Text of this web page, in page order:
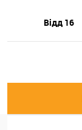
Відд 16